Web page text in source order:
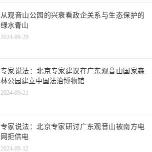
从观音山公园的兴衰看政企关系与生态保护的
绿水青山
2024-09-20
专家说法：北京专家建议在广东观音山国家森
林公园建立中国法治博物馆
2024-09-21
专家说法：北京专家研讨广东观音山被南方电
网拒供电
2024-09-12